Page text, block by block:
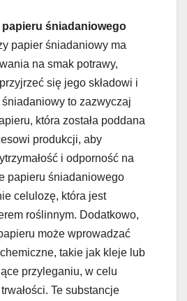
papieru śniadaniowego
papier śniadaniowy ma
na smak potrawy,
się jego składowi i
to zazwyczaj
która została poddana
produkcji, aby
i odporność na
papieru śniadaniowego
celulozę, która jest
roślinnym. Dodatkowo,
może wprowadzać
takie jak kleje lub
przyleganiu, w celu
Te substancje